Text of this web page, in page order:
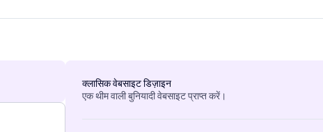
क्लासिक वेबसाइट डिज़ाइन
एक थीम वाली बुनियादी वेबसाइट प्राप्त करें।